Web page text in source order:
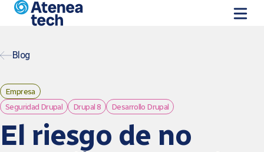
Pasar al contenido principal
Blog
Empresa
Seguridad Drupal
Drupal 8 Desarrollo Drupal
El riesgo de no